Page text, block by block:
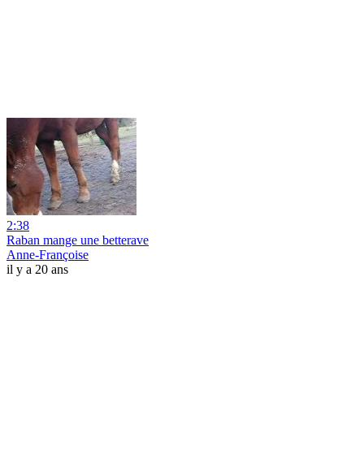
2:38
Raban mange une betterave
Anne-Françoise
il y a 20 ans